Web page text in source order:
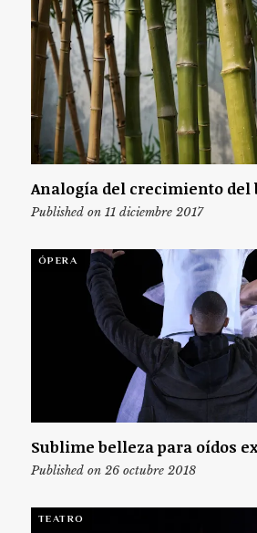
Analogía del crecimiento del
Published on 11 diciembre 2017
ÓPERA
Sublime belleza para oídos
Published on 26 octubre 2018
TEATRO